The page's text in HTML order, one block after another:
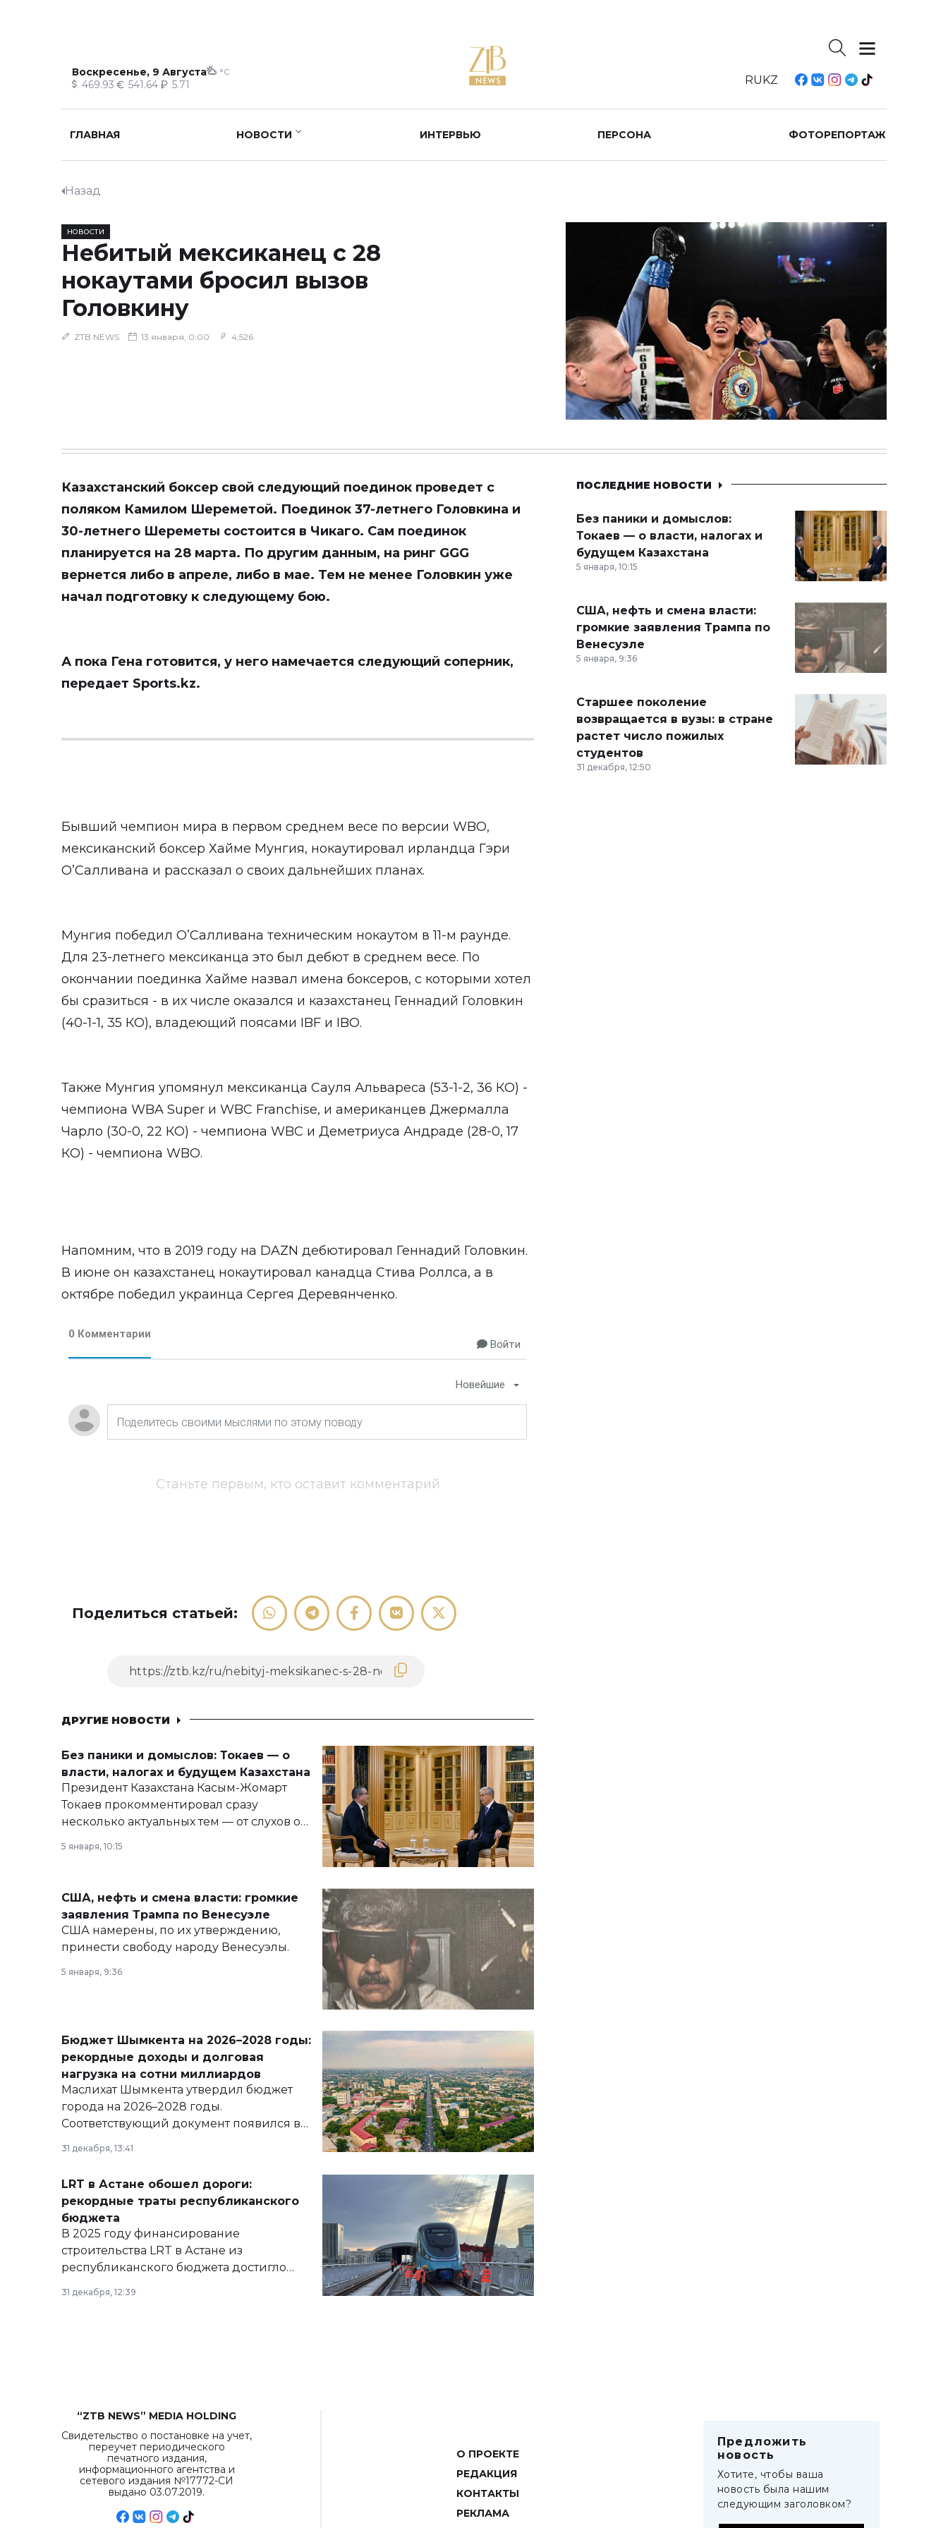
Воскресенье, 9 Августа °C
469.93 541.64 5.71 RUKZ
ГЛАВНАЯ НОВОСТИ ИНТЕРВЬЮ ПЕРСОНА ФОТОРЕПОРТАЖ
Назад
НОВОСТИ
Небитый мексиканец с 28
нокаутами бросил вызов
Головкину
ZTB NEWS 13 января, 0:00 4,526
Казахстанский боксер свой следующий поединок проведет с
поляком Камилом Шереметой. Поединок 37-летнего Головкина и
30-летнего Шереметы состоится в Чикаго. Сам поединок
планируется на 28 марта. По другим данным, на ринг GGG
вернется либо в апреле, либо в мае. Тем не менее Головкин уже
начал подготовку к следующему бою.
А пока Гена готовится, у него намечается следующий соперник,
передает Sports.kz.
Бывший чемпион мира в первом среднем весе по версии WBO,
мексиканский боксер Хайме Мунгия, нокаутировал ирландца Гэри
О’Салливана и рассказал о своих дальнейших планах.
Мунгия победил О’Салливана техническим нокаутом в 11-м раунде.
Для 23-летнего мексиканца это был дебют в среднем весе. По
окончании поединка Хайме назвал имена боксеров, с которыми хотел
бы сразиться - в их числе оказался и казахстанец Геннадий Головкин
(40-1-1, 35 КО), владеющий поясами IBF и IBO.
Также Мунгия упомянул мексиканца Сауля Альвареса (53-1-2, 36 КО) -
чемпиона WBA Super и WBC Franchise, и американцев Джермалла
Чарло (30-0, 22 КО) - чемпиона WBC и Деметриуса Андраде (28-0, 17
КО) - чемпиона WBO.
Напомним, что в 2019 году на DAZN дебютировал Геннадий Головкин.
В июне он казахстанец нокаутировал канадца Стива Роллса, а в
октябре победил украинца Сергея Деревянченко.
0 Комментарии
Войти
Новейшие
Станьте первым, кто оставит комментарий
Поделиться статьей:
ДРУГИЕ НОВОСТИ
Без паники и домыслов: Токаев — о
власти, налогах и будущем Казахстана
Президент Казахстана Касым-Жомарт
Токаев прокомментировал сразу
несколько актуальных тем — от слухов о
армии, экономики и личного здоровья.
5 января, 10:15
США, нефть и смена власти: громкие
заявления Трампа по Венесуэле
США намерены, по их утверждению,
принести свободу народу Венесуэлы.
5 января, 9:36
Бюджет Шымкента на 2026–2028 годы:
рекордные доходы и долговая
нагрузка на сотни миллиардов
Маслихат Шымкента утвердил бюджет
города на 2026–2028 годы.
Соответствующий документ появился в
базе нормативных правовых актов и на
сайте маслихат города.
31 декабря, 13:41
LRT в Астане обошел дороги:
рекордные траты республиканского
бюджета
В 2025 году финансирование
строительства LRT в Астане из
республиканского бюджета достигло
рекордных объемов.
31 декабря, 12:39
ПОСЛЕДНИЕ НОВОСТИ
Без паники и домыслов:
Токаев — о власти, налогах и
будущем Казахстана
5 января, 10:15
США, нефть и смена власти:
громкие заявления Трампа по
Венесуэле
5 января, 9:36
Старшее поколение
возвращается в вузы: в стране
растет число пожилых
студентов
31 декабря, 12:50
“ZTB NEWS” MEDIA HOLDING
Свидетельство о постановке на учет,
переучет периодического
печатного издания,
информационного агентства и
сетевого издания №17772-СИ
выдано 03.07.2019.
О ПРОЕКТЕ
РЕДАКЦИЯ
КОНТАКТЫ
РЕКЛАМА
Предложить
новость
Хотите, чтобы ваша
новость была нашим
следующим заголовком?